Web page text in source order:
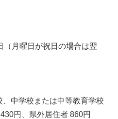
（月曜日が祝日の場合は翌
、中学校または中等教育学校
円、県外居住者 860円